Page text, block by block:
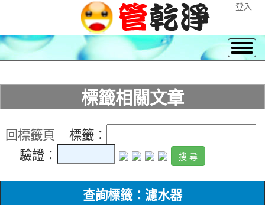
登入
標籤相關文章
回標籤頁 標籤：
驗證：
查詢標籤：濾水器